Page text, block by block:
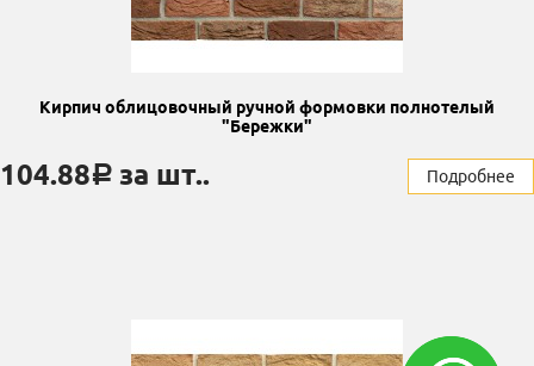
Кирпич облицовочный ручной формовки полнотелый
"Бережки"
104.88a за шт.. Подробнее